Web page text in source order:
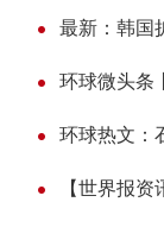
最新：韩国
环球微头条
环球热文：
【世界报